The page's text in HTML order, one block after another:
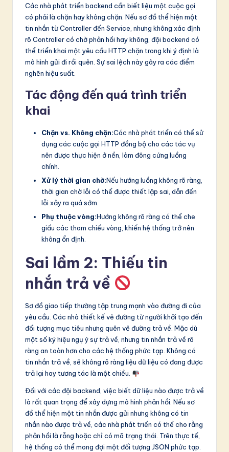
Các nhà phát triển backend cần biết liệu một cuộc gọi
có phải là chặn hay không chặn. Nếu sơ đồ thể hiện một
tin nhắn từ Controller đến Service, nhưng không xác định
rõ Controller có chờ phản hồi hay không, đội backend có
thể triển khai một yêu cầu HTTP chặn trong khi ý định là
mô hình gửi đi rồi quên. Sự sai lệch này gây ra các điểm
nghẽn hiệu suất.
Tác động đến quá trình triển
khai
Chặn vs. Không chặn:Các nhà phát triển có thể sử
dụng các cuộc gọi HTTP đồng bộ cho các tác vụ
nên được thực hiện ở nền, làm đông cứng luồng
chính.
Xử lý thời gian chờ:Nếu hướng luồng không rõ ràng,
thời gian chờ lỗi có thể được thiết lập sai, dẫn đến
lỗi xảy ra quá sớm.
Phụ thuộc vòng:Hướng không rõ ràng có thể che
giấu các tham chiếu vòng, khiến hệ thống trở nên
không ổn định.
Sai lầm 2: Thiếu tin
nhắn trả về
Sơ đồ giao tiếp thường tập trung mạnh vào đường đi của
yêu cầu. Các nhà thiết kế vẽ đường từ người khởi tạo đến
đối tượng mục tiêu nhưng quên vẽ đường trả về. Mặc dù
một số ký hiệu ngụ ý sự trả về, nhưng tin nhắn trả về rõ
ràng an toàn hơn cho các hệ thống phức tạp. Không có
tin nhắn trả về, sẽ không rõ ràng liệu dữ liệu có đang được
trả lại hay tương tác là một chiều.
Đối với các đội backend, việc biết dữ liệu nào được trả về
là rất quan trọng để xây dựng mô hình phản hồi. Nếu sơ
đồ thể hiện một tin nhắn được gửi nhưng không có tin
nhắn nào được trả về, các nhà phát triển có thể cho rằng
phản hồi là rỗng hoặc chỉ có mã trạng thái. Trên thực tế,
hệ thống có thể mong đợi một đối tượng JSON phức tạp.